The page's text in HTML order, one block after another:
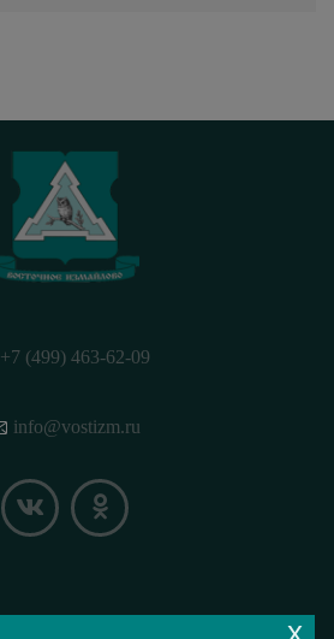
+7 (499) 463-62-09
info@vostizm.ru
x